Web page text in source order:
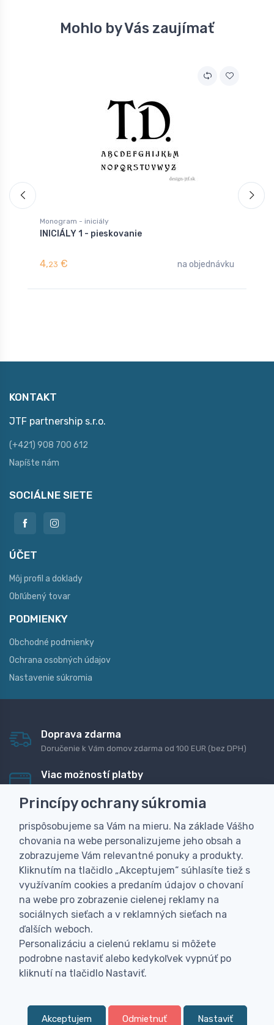
Mohlo by Vás zaujímať
Monogram - iniciály
INICIÁLY 1 - pieskovanie
4,23 € na objednávku
KONTAKT
JTF partnership s.r.o.
(+421) 908 700 612
Napíšte nám
SOCIÁLNE SIETE
ÚČET
Môj profil a doklady
Obľúbený tovar
PODMIENKY
Obchodné podmienky
Ochrana osobných údajov
Nastavenie súkromia
Doprava zdarma
Doručenie k Vám domov zdarma od 100 EUR (bez DPH)
Viac možností platby
dobierku
Personalizácia
Vyrobíme Vám vlastný originálny darček
Skúsenosť
Široký sortiment, z ktorého Vám pomôžeme vybrať
Princípy ochrany súkromia
prispôsobujeme sa Vám na mieru. Na základe Vášho
chovania na webe personalizujeme jeho obsah a
zobrazujeme Vám relevantné ponuky a produkty.
Kliknutím na tlačidlo „Akceptujem“ súhlasíte tiež s
využívaním cookies a predaním údajov o chovaní
na webe pro zobrazenie cielenej reklamy na
sociálnych sieťach a v reklamných sieťach na
ďalších weboch.
Personalizáciu a cielenú reklamu si môžete
podrobne nastaviť alebo kedykoľvek vypnúť po
kliknutí na tlačidlo Nastaviť.
Akceptujem Odmietnuť Nastaviť